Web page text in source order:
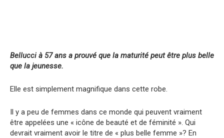
Bellucci à 57 ans a prouvé que la maturité peut être plus belle
que la jeunesse.
Elle est simplement magnifique dans cette robe.
Il y a peu de femmes dans ce monde qui peuvent vraiment
être appelées une « icône de beauté et de féminité ». Qui
devrait vraiment avoir le titre de « plus belle femme »? En